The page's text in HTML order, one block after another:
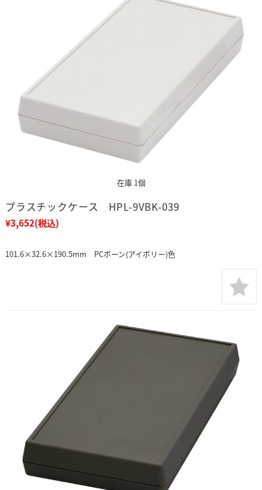
在庫 1個
プラスチックケース HPL-9VBK-039
¥3,652(税込)
101.6×32.6×190.5mm PCボーン(アイボリー)色